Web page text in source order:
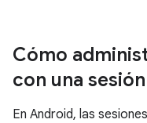
Cómo
con una
En Android, las